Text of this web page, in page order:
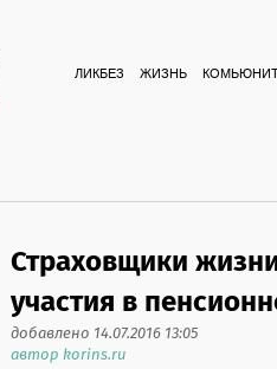
ЛИКБЕЗ ЖИЗНЬ
Страховщики
участия в
добавлено 14.07.2016 13:05
автор korins.ru